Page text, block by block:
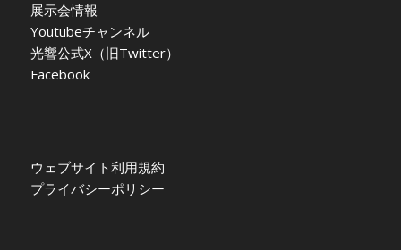
展示会情報
Youtubeチャンネル
光響公式X（旧Twitter）
Facebook
ウェブサイト利用規約
プライバシーポリシー